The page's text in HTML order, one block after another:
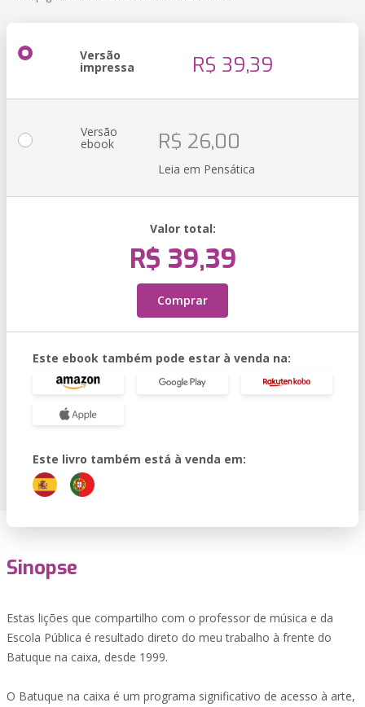
Versão
impressa R$ 39,39
Versão
ebook R$ 26,00
Leia em Pensática
Valor total:
R$ 39,39
Comprar
Este ebook também pode estar à venda na:
Este livro também está à venda em:
Sinopse
Estas lições que compartilho com o professor de música e da
Escola Pública é resultado direto do meu trabalho à frente do
Batuque na caixa, desde 1999.
O Batuque na caixa é um programa significativo de acesso à arte,